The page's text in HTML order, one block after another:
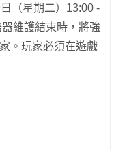
（星期二）13:00 -
維護結束時，將強
。玩家必須在遊戲